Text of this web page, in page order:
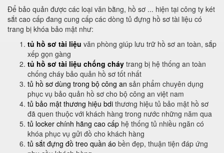
Để bảo quản được các loại văn bằng, hồ sơ ... hiện tại công ty két
sắt cao cấp đang cung cấp các dòng tủ đựng hồ sơ tài liệu có
trang bị khóa bảo mật như:
tủ hồ sơ tài liệu văn phòng giúp lưu trữ hồ sơ an toàn, sắp
xếp gọn gàng
tủ hồ sơ tài liệu chống cháy trang bị hệ thống an toàn
chống cháy bảo quản hồ sơ tốt nhất
tủ hồ sơ dùng trong bộ công an sản phẩm chuyên dụng
phục vụ bảo quản hồ sơ cho bộ công an việt nam
tủ bảo mật thương hiệu bdi thương hiệu tủ bảo mật hồ sơ
đã quen thuộc với khách hàng trong nước những năm qua
tủ locker chính hãng cao cấp hệ thống tủ nhiều ngăn có
khóa phục vụ gửi đồ cho khách hàng
tủ sắt đựng đồ treo quần áo bền đẹp, thuận tiện đáp ứng